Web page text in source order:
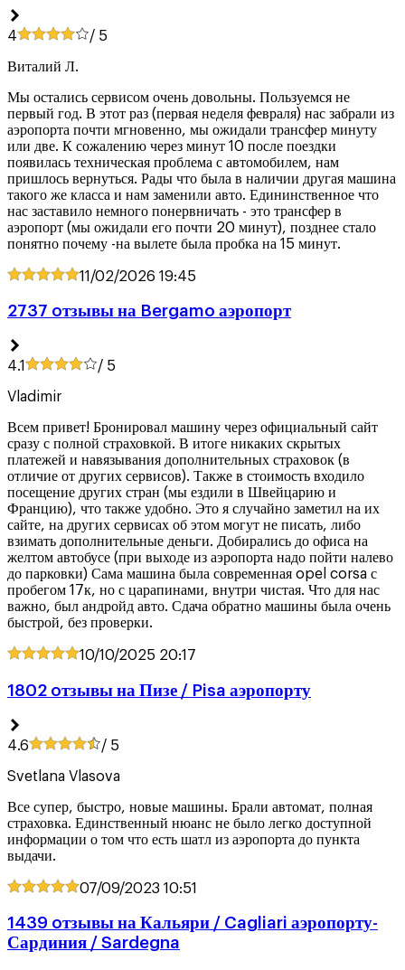
4 / 5
Виталий Л.
Мы остались сервисом очень довольны. Пользуемся не
первый год. В этот раз (первая неделя февраля) нас забрали из
аэропорта почти мгновенно, мы ожидали трансфер минуту
или две. К сожалению через минут 10 после поездки
появилась техническая проблема с автомобилем, нам
пришлось вернуться. Рады что была в наличии другая машина
такого же класса и нам заменили авто. Едининственное что
нас заставило немного понервничать - это трансфер в
аэропорт (мы ожидали его почти 20 минут), позднее стало
понятно почему -на вылете была пробка на 15 минут.
11/02/2026 19:45
2737 oтзывы на Bergamo аэропорт
4.1 / 5
Vladimir
Всем привет! Бронировал машину через официальный сайт
сразу с полной страховкой. В итоге никаких скрытых
платежей и навязывания дополнительных страховок (в
отличие от других сервисов). Также в стоимость входило
посещение других стран (мы ездили в Швейцарию и
Францию), что также удобно. Это я случайно заметил на их
сайте, на других сервисах об этом могут не писать, либо
взимать дополнительные деньги. Добирались до офиса на
желтом автобусе (при выходе из аэропорта надо пойти налево
до парковки) Сама машина была современная opel corsa с
пробегом 17к, но с царапинами, внутри чистая. Что для нас
важно, был андройд авто. Сдача обратно машины была очень
быстрой, без проверки.
10/10/2025 20:17
1802 oтзывы на Пизе / Pisa аэропорту
4.6 / 5
Svetlana Vlasova
Все супер, быстро, новые машины. Брали автомат, полная
страховка. Единственный нюанс не было легко доступной
информации о том что есть шатл из аэропорта до пункта
выдачи.
07/09/2023 10:51
1439 oтзывы на Кальяри / Cagliari аэропорту-
Сардиния / Sardegna